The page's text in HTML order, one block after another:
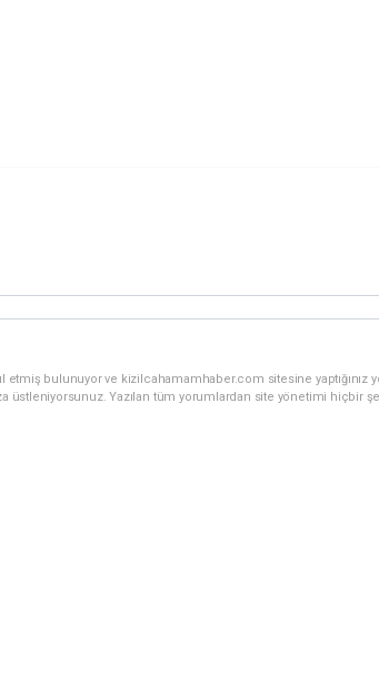
etmiş bulunuyor ve kizilcahamamhaber.com sitesine
üstleniyorsunuz. Yazılan tüm yorumlardan site yönetimi hiçbir